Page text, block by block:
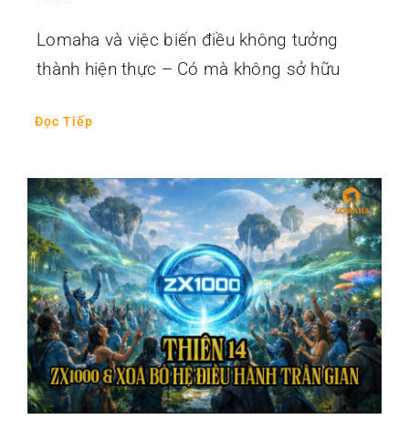
Lomaha và việc biến điều không tưởng
thành hiện thực – Có mà không sở hữu
Đọc Tiếp